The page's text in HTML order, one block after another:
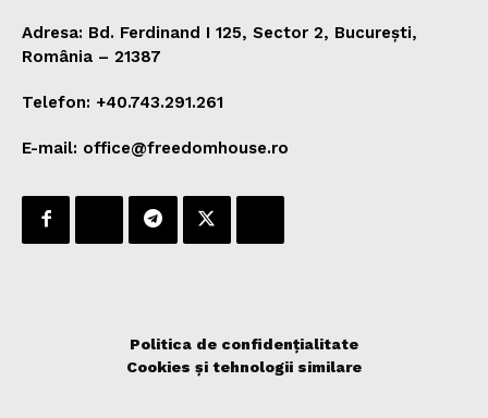
Adresa: Bd. Ferdinand I 125, Sector 2, București,
România – 21387
Telefon: +40.743.291.261
E-mail: office@freedomhouse.ro
Politica de confidențialitate
Cookies și tehnologii similare